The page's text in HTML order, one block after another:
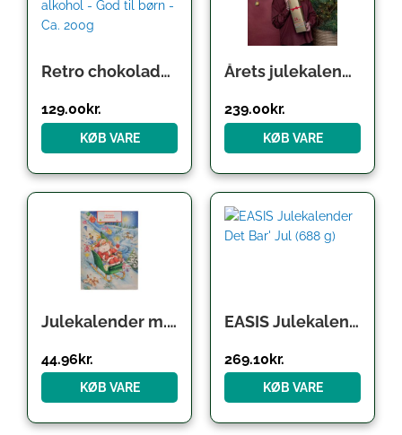
Retro chokolade julekalender uden alkohol – God til børn – 200g
129.00 kr.
KØB VARE
Årets julekalender til lakrids-elskeren fra Lakridseriet – 360g
239.00 kr.
KØB VARE
Julekalender m. lys chokolade Ø
oprindelige
49.95kr..
44.96kr.
aktuelle
pris
er:
44.96kr..
KØB VARE
EASIS Julekalender Det Bar’ Jul (688 g)
oprindelige
pris
269.10kr.
aktuelle
pris
KØB VARE